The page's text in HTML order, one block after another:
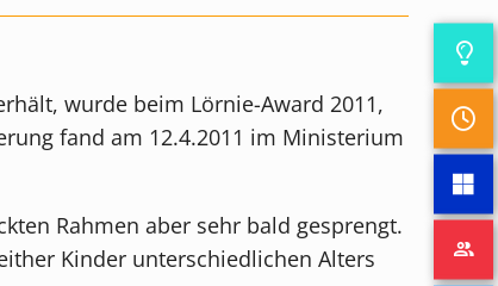
wurde beim Lörnie-Award 2011,
fand am 12.4.2011 im Ministerium
Rahmen aber sehr bald gesprengt.
Kinder unterschiedlichen Alters